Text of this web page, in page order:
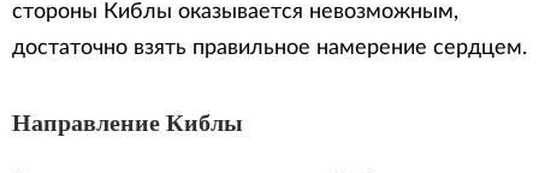
стороны Киблы оказывается невозможным,
достаточно взять правильное намерение сердцем.
Направление Киблы